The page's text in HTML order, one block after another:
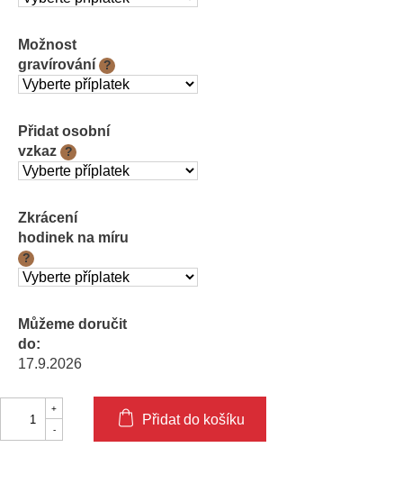
Možnost
gravírování
?
Přidat osobní
vzkaz
?
Zkrácení
hodinek na míru
?
Můžeme doručit
do:
17.9.2026
Přidat do košíku